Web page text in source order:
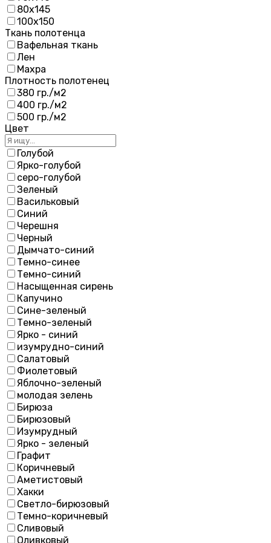
80х145
100х150
Ткань полотенца
Вафельная ткань
Лен
Махра
Плотность полотенец
380 гр./м2
400 гр./м2
500 гр./м2
Цвет
Голубой
Ярко-голубой
серо-голубой
Зеленый
Васильковый
Синий
Черешня
Черный
Дымчато-синий
Темно-синее
Темно-синий
Насыщенная сирень
Капучино
Сине-зеленый
Темно-зеленый
Ярко - синий
изумрудно-синий
Салатовый
Фиолетовый
Яблочно-зеленый
молодая зелень
Бирюза
Бирюзовый
Изумрудный
Ярко - зеленый
Графит
Коричневый
Аметистовый
Хакки
Светло-бирюзовый
Темно-коричневый
Сливовый
Оливковый